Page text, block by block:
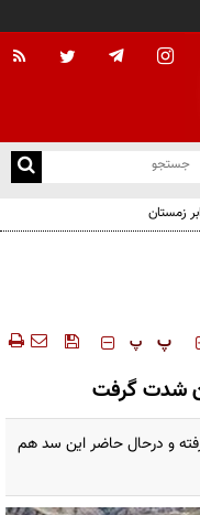
زمستان
‍‍‍ پ پ
شدت گرفت
و درحال حاضر این سد هم